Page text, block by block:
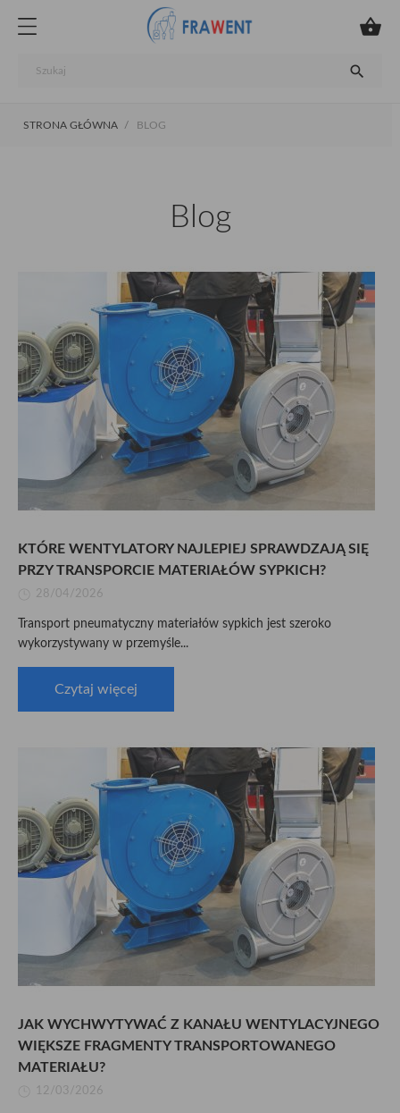


STRONA GŁÓWNA BLOG
Blog
KTÓRE WENTYLATORY NAJLEPIEJ SPRAWDZAJĄ SIĘ
PRZY TRANSPORCIE MATERIAŁÓW SYPKICH?
28/04/2026
Transport pneumatyczny materiałów sypkich jest szeroko
wykorzystywany w przemyśle...
Czytaj więcej
JAK WYCHWYTYWAĆ Z KANAŁU WENTYLACYJNEGO
WIĘKSZE FRAGMENTY TRANSPORTOWANEGO
MATERIAŁU?
12/03/2026